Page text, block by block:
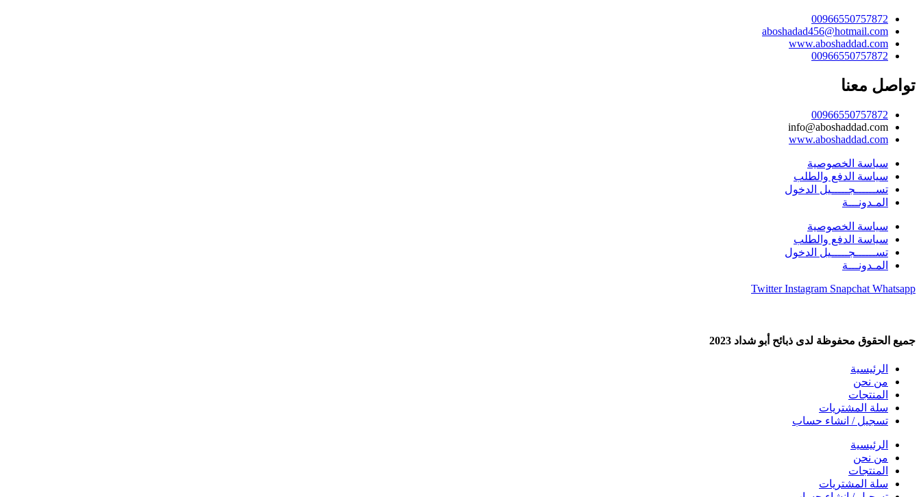
00966550757872
aboshadad456@hotmail.com
www.aboshaddad.com
00966550757872
تواصل معنا
00966550757872
info@aboshaddad.com
www.aboshaddad.com
سياسة الخصوصية
سياسة الدفع والطلب
تســــــجـــــيل الدخول
المـدونـــة
سياسة الخصوصية
سياسة الدفع والطلب
تســــــجـــــيل الدخول
المـدونـــة
Twitter Instagram Snapchat Whatsapp
جميع الحقوق محفوظة لدى ذبائح أبو شداد 2023
الرئيسية
من نحن
المنتجات
سلة المشتريات
تسجيل / انشاء حساب
الرئيسية
من نحن
المنتجات
سلة المشتريات